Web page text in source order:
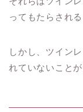
ってもたらされ
しかし、ツイン
れていないこと